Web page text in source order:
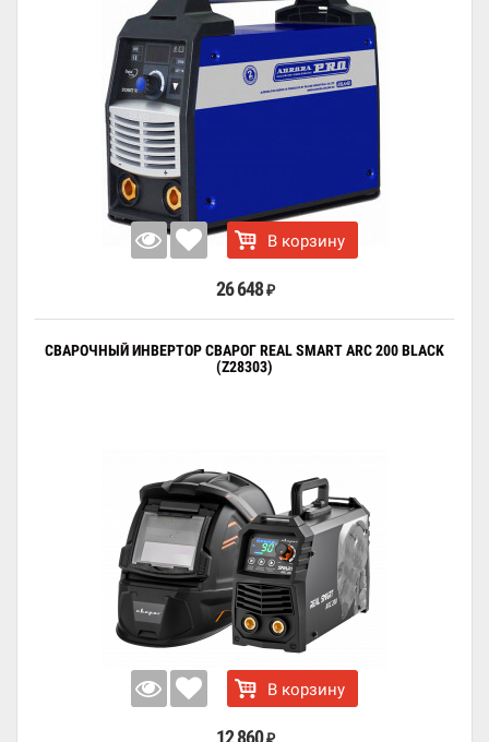
В корзину
26 648 ₽
СВАРОЧНЫЙ ИНВЕРТОР СВАРОГ REAL SMART ARC 200 BLACK
(Z28303)
В корзину
12 860 ₽